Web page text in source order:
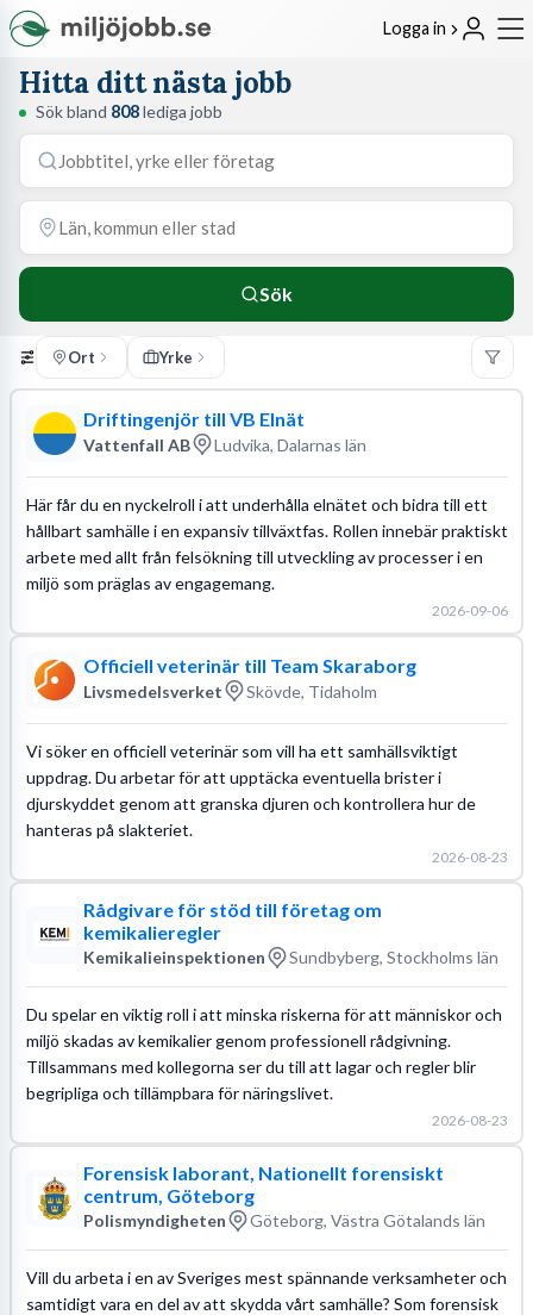
Logga in
Hitta ditt nästa jobb
Sök bland 808lediga jobb
Sök
Ort Yrke
Driftingenjör till VB Elnät
Vattenfall AB Ludvika, Dalarnas län
Här får du en nyckelroll i att underhålla elnätet och bidra till ett
hållbart samhälle i en expansiv tillväxtfas. Rollen innebär praktiskt
arbete med allt från felsökning till utveckling av processer i en
miljö som präglas av engagemang.
2026-09-06
Officiell veterinär till Team Skaraborg
Livsmedelsverket Skövde, Tidaholm
Vi söker en officiell veterinär som vill ha ett samhällsviktigt
uppdrag. Du arbetar för att upptäcka eventuella brister i
djurskyddet genom att granska djuren och kontrollera hur de
hanteras på slakteriet.
2026-08-23
Rådgivare för stöd till företag om
kemikalieregler
Kemikalieinspektionen Sundbyberg, Stockholms län
Du spelar en viktig roll i att minska riskerna för att människor och
miljö skadas av kemikalier genom professionell rådgivning.
Tillsammans med kollegorna ser du till att lagar och regler blir
begripliga och tillämpbara för näringslivet.
2026-08-23
Forensisk laborant, Nationellt forensiskt
centrum, Göteborg
Polismyndigheten Göteborg, Västra Götalands län
Vill du arbeta i en av Sveriges mest spännande verksamheter och
samtidigt vara en del av att skydda vårt samhälle? Som forensisk